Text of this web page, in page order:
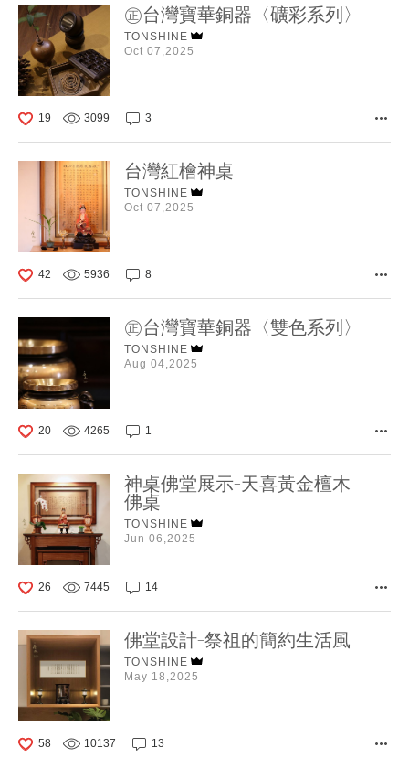
㊣台灣寶華銅器〈礦彩系列〉
TONSHINE
Oct 07,2025
19 3099 3
台灣紅檜神桌
TONSHINE
Oct 07,2025
42 5936 8
㊣台灣寶華銅器〈雙色系列〉
TONSHINE
Aug 04,2025
20 4265 1
神桌佛堂展示-天喜黃金檀木
佛桌
TONSHINE
Jun 06,2025
26 7445 14
佛堂設計-祭祖的簡約生活風
TONSHINE
May 18,2025
58 10137 13